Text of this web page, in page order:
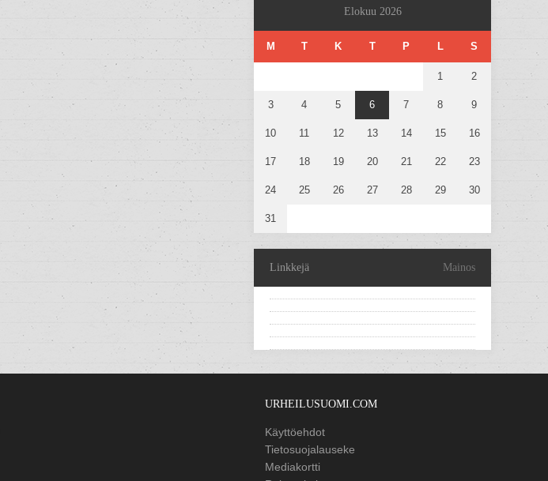
Elokuu 2026
M T K T P L S
1 2
3 4 5 6 7 8 9
10 11 12 13 14 15 16
17 18 19 20 21 22 23
24 25 26 27 28 29 30
31
Linkkejä Mainos
URHEILUSUOMI.COM
Käyttöehdot
Tietosuojalauseke
Mediakortti